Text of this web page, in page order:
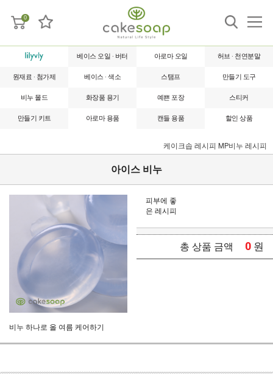
0
베이스 오일 · 버터 아로마 오일 허브 · 천연분말
원재료 · 첨가제 베이스 · 색소 스탬프 만들기 도구
비누 몰드 화장품 용기 예쁜 포장 스티커
만들기 키트 아로마 용품 캔들 용품 할인 상품
케이크솝 레시피 MP비누 레시피
아이스 비누
비누 하나로 올 여름 케어하기
피부에 좋
은 레시피
총 상품 금액 0 원